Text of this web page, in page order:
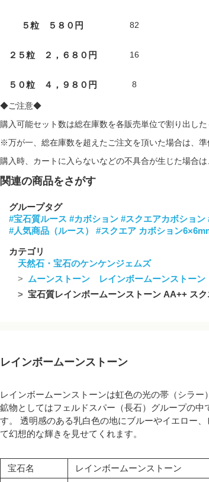
５粒 ５８０円 82
２５粒 ２，６８０円 16
５０粒 ４，９８０円 8
◆ご注意◆
購入可能セット数は総在庫数を各販売単位で割り出した
※万が一、総在庫数を超えたご注文を頂いた場合は、準
購入時、カートに入らないなどの不具合が生じた場合は
関連の商品をさがす
グループタグ
#宝石質ルース #カボション #スクエアカボション
#人気商品（ルース）
#スクエア カボション
カテゴリ
天然石・宝石のケンケンジェムズ
ムーンストーン レインボームーンストーン
宝石質レインボームーンストーン AA++ ス
レインボームーンストーン
レインボームーンストーンは虹色の光の帯（シラ
鉱物としてはフェルドスパー（長石）グループの
す。 透明感のある乳白色の地にブルーやイエロー
て幻想的な輝きを見せてくれます。
宝石名 レインボームーンストーン